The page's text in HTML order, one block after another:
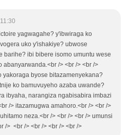
yagwagahe? y'ibwiraga ko
uko y'ishakiye? ubwose
barihe? ibi bibere isomo umuntu wese
abanyarwanda.<br /> <br /> <br />
yakoraga byose bitazamenyekana?
ko bamuvuyeho azaba uwande?
ibyaha, narangiza ngabisabira imbazi
/> itazamugwa amahoro.<br /> <br />
neza.<br /> <br /> <br /> umunsi
/> <br /> <br /> <br /> <br />